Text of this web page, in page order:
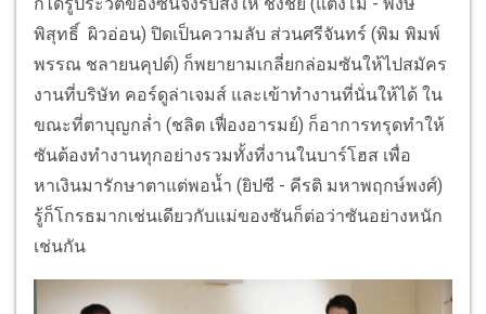
พิสุทธิ์ ผิวอ่อน) ปิดเป็นความลับ ส่วนศรีจันทร์ (พิม พิมพ์
พรรณ ชลายนคุปต์) ก็พยายามเกลี่ยกล่อมซันให้ไปสมัคร
งานที่บริษัท คอร์ดูล่าเจมส์ และเข้าทำงานที่นั่นให้ได้ ใน
ขณะที่ตาบุญกล่ำ (ชลิต เฟื่องอารมย์) ก็อาการทรุดทำให้
ซันต้องทำงานทุกอย่างรวมทั้งที่งานในบาร์โฮส เพื่อ
หาเงินมารักษาตาแต่พอน้ำ (ยิปซี - คีรติ มหาพฤกษ์พงศ์)
รู้ก็โกรธมากเช่นเดียวกับแม่ของซันก็ต่อว่าซันอย่างหนัก
เช่นกัน